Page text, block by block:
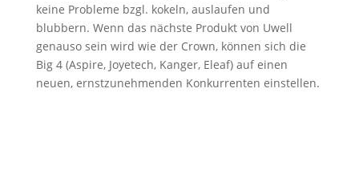
keine Probleme bzgl. kokeln, auslaufen und
blubbern. Wenn das nächste Produkt von Uwell
genauso sein wird wie der Crown, können sich die
Big 4 (Aspire, Joyetech, Kanger, Eleaf) auf einen
neuen, ernstzunehmenden Konkurrenten einstellen.